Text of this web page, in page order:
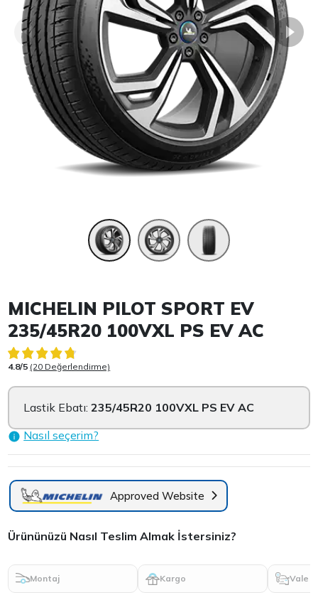
Item 1 of 3
MICHELIN PILOT SPORT EV
235/45R20 100VXL PS EV AC
4.8/5 (20 Değerlendirme)
Lastik Ebatı:235/45R20 100VXL PS EV AC
Nasıl seçerim?
Approved Website
Ürününüzü Nasıl Teslim Almak İstersiniz?
Montaj Kargo Vale